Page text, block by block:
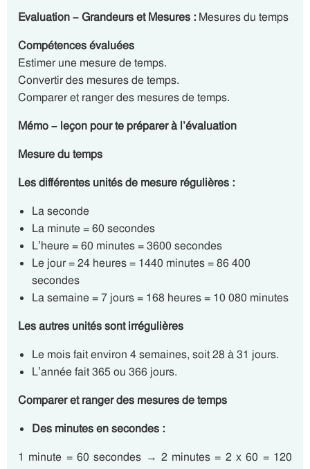
Evaluation – Grandeurs et Mesures : Mesures du temps
Compétences évaluées
Estimer une mesure de temps.
Convertir des mesures de temps.
Comparer et ranger des mesures de temps.
Mémo – leçon pour te préparer à l’évaluation
Mesure du temps
Les différentes unités de mesure régulières :
La seconde
La minute = 60 secondes
L’heure = 60 minutes = 3600 secondes
Le jour = 24 heures = 1440 minutes = 86 400
secondes
La semaine = 7 jours = 168 heures = 10 080 minutes
Les autres unités sont irrégulières
Le mois fait environ 4 semaines, soit 28 à 31 jours.
L’année fait 365 ou 366 jours.
Comparer et ranger des mesures de temps
Des minutes en secondes :
1 minute = 60 secondes → 2 minutes = 2 x 60 = 120